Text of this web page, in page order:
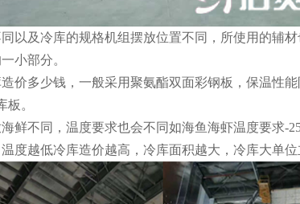
及冷库的规格机组摆放位置不同，所使用的辅材
小部分。
多少钱，一般采用聚氨酯双面彩钢板，保温性能
板。
不同，温度要求也会不同如海鱼海虾温度要求-
度越低冷库造价越高，冷库面积越大，冷库大单位